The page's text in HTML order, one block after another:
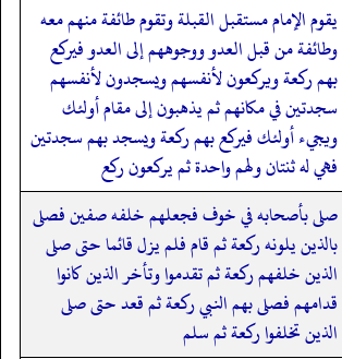
يقوم الإمام مستقبل القبلة وتقوم طائفة منهم معه
وطائفة من قبل العدو ووجوههم إلى العدو فيركع
بهم ركعة ويركعون لأنفسهم ويسجدون لأنفسهم
سجدتين في مكانهم ثم يذهبون إلى مقام أولئك
ويجيء أولئك فيركع بهم ركعة ويسجد بهم سجدتين
فهي له ثنتان ولهم واحدة ثم يركعون ركع
صلى بأصحابه في خوف فجعلهم خلفه صفين فصلى
بالذين يلونه ركعة ثم قام فلم يزل قائما حتى صلى
الذين خلفهم ركعة ثم تقدموا وتأخر الذين كانوا
قدامهم فصلى بهم النبي ركعة ثم قعد حتى صلى
الذين تخلفوا ركعة ثم سلم